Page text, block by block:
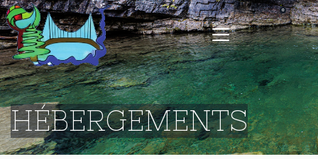
HÉBERGEMENTS